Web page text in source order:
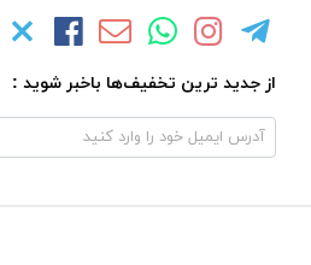
از جدید ترین تخفیف‌ها باخبر شوید :